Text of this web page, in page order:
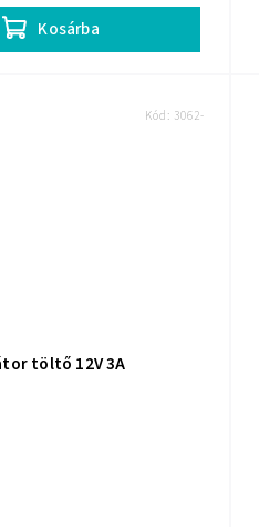
Kosárba
töltő 12V 3A
Kód: 3062-